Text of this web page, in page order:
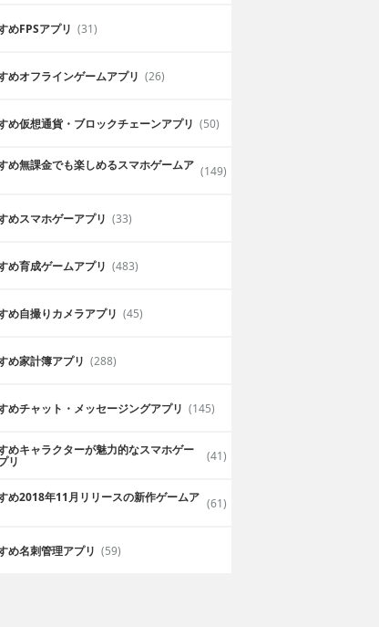
めFPSアプリ (31)
めオフラインゲームアプリ (26)
め仮想通貨・ブロックチェーンアプリ (50)
め無課金でも楽しめるスマホゲームア (149)
めスマホゲーアプリ (33)
め育成ゲームアプリ (483)
め自撮りカメラアプリ (45)
め家計簿アプリ (288)
めチャット・メッセージングアプリ (145)
めキャラクターが魅力的なスマホゲー
リ (41)
め2018年11月リリースの新作ゲームア (61)
め名刺管理アプリ (59)